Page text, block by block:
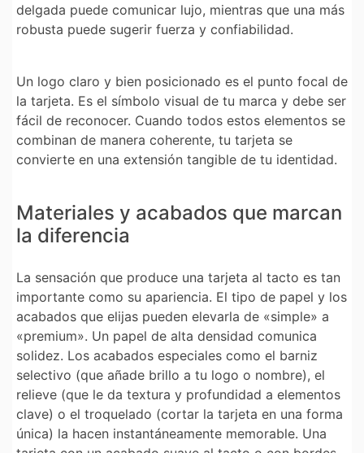
delgada puede comunicar lujo, mientras que una más
robusta puede sugerir fuerza y confiabilidad.
Un logo claro y bien posicionado es el punto focal de
la tarjeta. Es el símbolo visual de tu marca y debe ser
fácil de reconocer. Cuando todos estos elementos se
combinan de manera coherente, tu tarjeta se
convierte en una extensión tangible de tu identidad.
Materiales y acabados que marcan
la diferencia
La sensación que produce una tarjeta al tacto es tan
importante como su apariencia. El tipo de papel y los
acabados que elijas pueden elevarla de «simple» a
«premium». Un papel de alta densidad comunica
solidez. Los acabados especiales como el barniz
selectivo (que añade brillo a tu logo o nombre), el
relieve (que le da textura y profundidad a elementos
clave) o el troquelado (cortar la tarjeta en una forma
única) la hacen instantáneamente memorable. Una